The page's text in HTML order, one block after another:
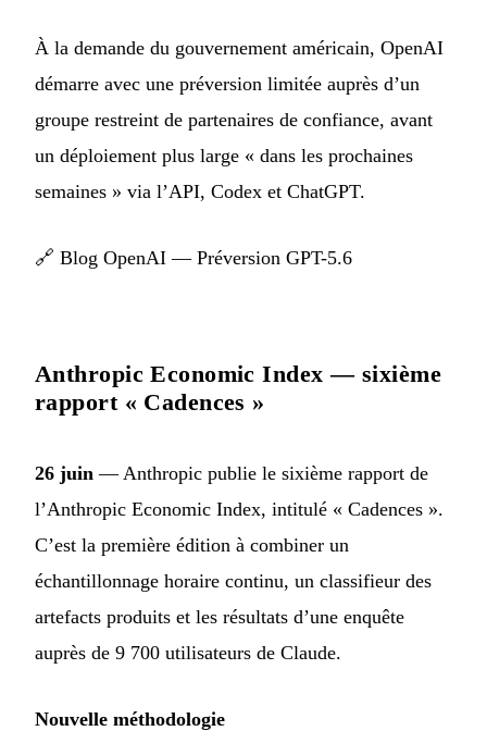
À la demande du gouvernement américain, OpenAI
démarre avec une préversion limitée auprès d’un
groupe restreint de partenaires de confiance, avant
un déploiement plus large « dans les prochaines
semaines » via l’API, Codex et ChatGPT.
🔗 Blog OpenAI — Préversion GPT-5.6
Anthropic Economic Index — sixième
rapport « Cadences »
26 juin — Anthropic publie le sixième rapport de
l’Anthropic Economic Index, intitulé « Cadences ».
C’est la première édition à combiner un
échantillonnage horaire continu, un classifieur des
artefacts produits et les résultats d’une enquête
auprès de 9 700 utilisateurs de Claude.
Nouvelle méthodologie